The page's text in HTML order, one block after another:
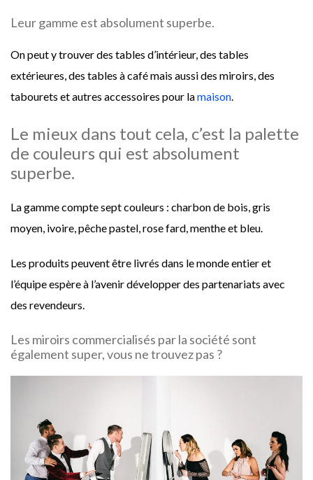
Leur gamme est absolument superbe.
On peut y trouver des tables d’intérieur, des tables
extérieures, des tables à café mais aussi des miroirs, des
tabourets et autres accessoires pour lamaison.
Le mieux dans tout cela, c’est la palette
de couleurs qui est absolument
superbe.
La gamme compte sept couleurs : charbon de bois, gris
moyen, ivoire, pêche pastel, rose fard, menthe et bleu.
Les produits peuvent être livrés dans le monde entier et
l’équipe espère à l’avenir développer des partenariats avec
des revendeurs.
Les miroirs commercialisés par la société sont
également super, vous ne trouvez pas ?